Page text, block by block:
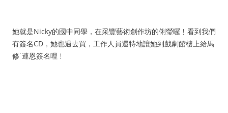
她就是Nicky的國中同學，在采豐藝術創作坊的俐瑩囉﹗看到我們
有簽名CD，她也過去買，工作人員還特地讓她到戲劇館樓上給馬
修˙連恩簽名哩﹗